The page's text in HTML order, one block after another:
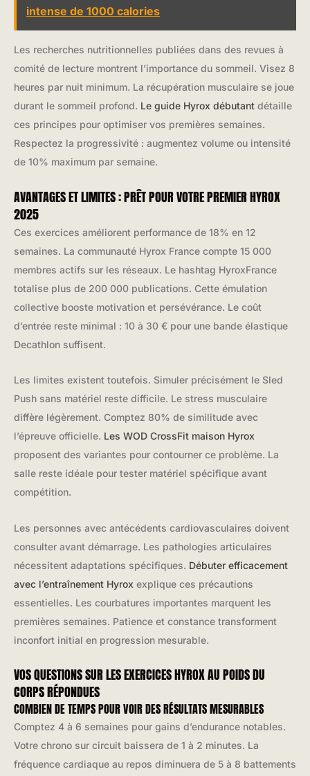
intense de 1000 calories
Les recherches nutritionnelles publiées dans des revues à
comité de lecture montrent l’importance du sommeil. Visez 8
heures par nuit minimum. La récupération musculaire se joue
durant le sommeil profond. Le guide Hyrox débutant détaille
ces principes pour optimiser vos premières semaines.
Respectez la progressivité : augmentez volume ou intensité
de 10% maximum par semaine.
AVANTAGES ET LIMITES : PRÊT POUR VOTRE PREMIER HYROX
2025
Ces exercices améliorent performance de 18% en 12
semaines. La communauté Hyrox France compte 15 000
membres actifs sur les réseaux. Le hashtag HyroxFrance
totalise plus de 200 000 publications. Cette émulation
collective booste motivation et persévérance. Le coût
d’entrée reste minimal : 10 à 30 € pour une bande élastique
Decathlon suffisent.
Les limites existent toutefois. Simuler précisément le Sled
Push sans matériel reste difficile. Le stress musculaire
diffère légèrement. Comptez 80% de similitude avec
l’épreuve officielle. Les WOD CrossFit maison Hyrox
proposent des variantes pour contourner ce problème. La
salle reste idéale pour tester matériel spécifique avant
compétition.
Les personnes avec antécédents cardiovasculaires doivent
consulter avant démarrage. Les pathologies articulaires
nécessitent adaptations spécifiques. Débuter efficacement
avec l’entraînement Hyrox explique ces précautions
essentielles. Les courbatures importantes marquent les
premières semaines. Patience et constance transforment
inconfort initial en progression mesurable.
VOS QUESTIONS SUR LES EXERCICES HYROX AU POIDS DU
CORPS RÉPONDUES
COMBIEN DE TEMPS POUR VOIR DES RÉSULTATS MESURABLES
Comptez 4 à 6 semaines pour gains d’endurance notables.
Votre chrono sur circuit baissera de 1 à 2 minutes. La
fréquence cardiaque au repos diminuera de 5 à 8 battements